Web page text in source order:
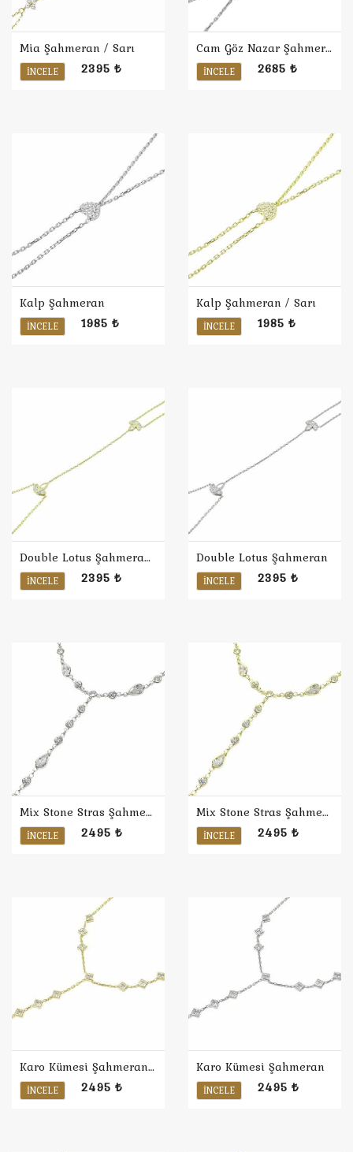
Mia Şahmeran / Sarı
İNCELE 2395 ₺
Cam Göz Nazar Şahmeran
İNCELE 2685 ₺
Kalp Şahmeran
İNCELE 1985 ₺
Kalp Şahmeran / Sarı
İNCELE 1985 ₺
Double Lotus Şahmeran / Sarı
İNCELE 2395 ₺
Double Lotus Şahmeran
İNCELE 2395 ₺
Mix Stone Stras Şahmeran
İNCELE 2495 ₺
Mix Stone Stras Şahmeran / Sarı
İNCELE 2495 ₺
Karo Kümesi Şahmeran / Sarı
İNCELE 2495 ₺
Karo Kümesi Şahmeran
İNCELE 2495 ₺